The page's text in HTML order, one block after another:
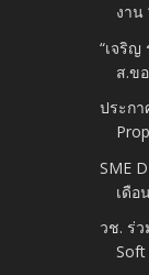
งาน
“เจริ
ส.ข
ประกา
SME
เดือ
วช. ร่
Soft